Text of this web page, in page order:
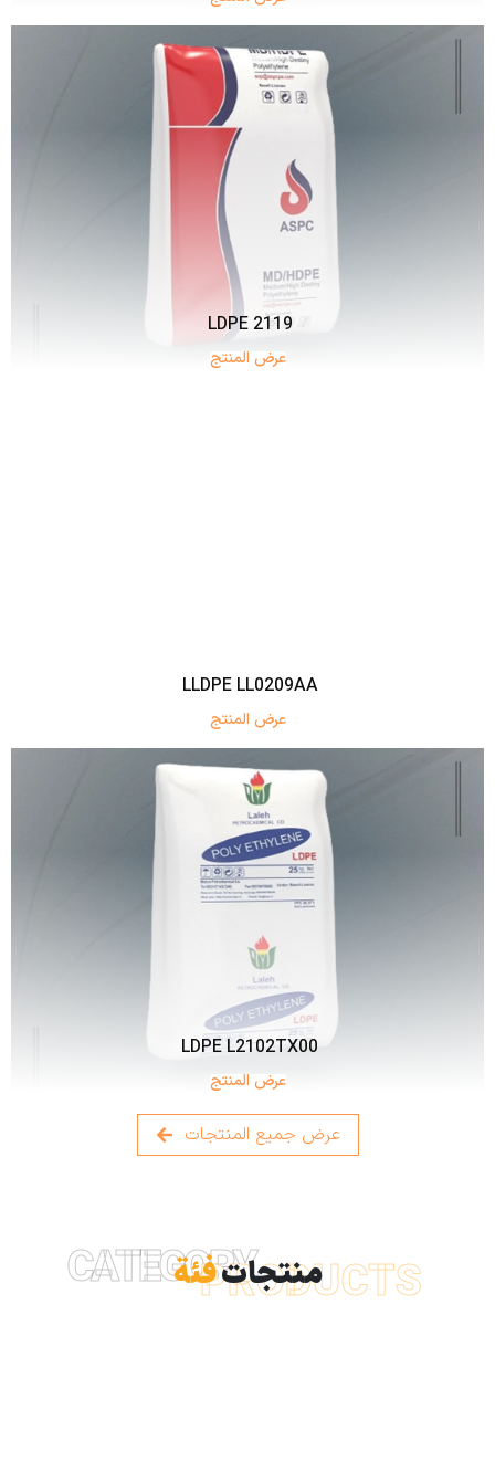
LDPE 2119
عرض المنتج
LLDPE LL0209AA
عرض المنتج
LDPE L2102TX00
عرض المنتج
عرض جميع المنتجات
CATEGORYمنتجاتفئةPRODUCTS